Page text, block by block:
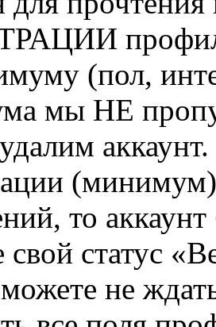
профиль
(пол,
мы НЕ
то
свой статус
не